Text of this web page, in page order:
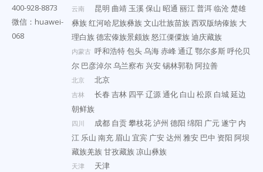
400-928-8873
微信：huawei-
068
云南 昆明 曲靖 玉溪保山 昭通 丽江普洱临沧楚雄
彝族红河哈尼族彝族文山壮族苗族西双版纳傣族 大
理白族德宏傣族景颇族怒江傈僳族迪庆藏族
内蒙古 呼和浩特包头乌海赤峰通辽 鄂尔多斯呼伦贝
尔 巴彦淖尔乌兰察布 兴安锡林郭勒 阿拉善
北京 北京
吉林 长春 吉林 四平辽源通化 白山 松原 白城延边
朝鲜族
四川 成都 自贡攀枝花泸州 德阳 绵阳 广元遂宁 内
江 乐山 南充 眉山 宜宾 广安达州 雅安 巴中 资阳 阿坝
藏族羌族甘孜藏族凉山彝族
天津 天津